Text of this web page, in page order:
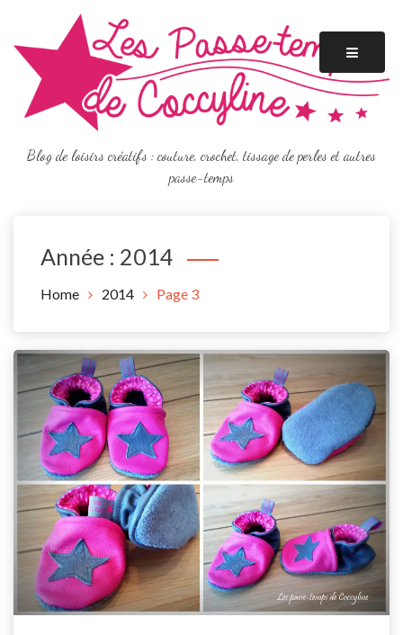
content
Blog de loisirs créatifs : couture, crochet, tissage de perles et autres
passe-temps
Année : 2014
Home 2014 Page 3